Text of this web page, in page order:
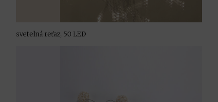
svetelná reťaz, 50 LED